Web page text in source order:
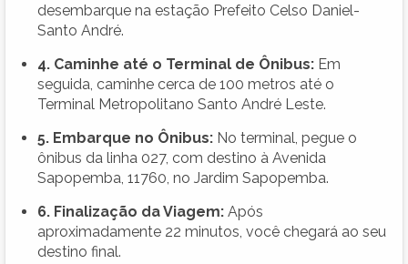
desembarque na estação Prefeito Celso Daniel-
Santo André.
4. Caminhe até o Terminal de Ônibus: Em
seguida, caminhe cerca de 100 metros até o
Terminal Metropolitano Santo André Leste.
5. Embarque no Ônibus: No terminal, pegue o
ônibus da linha 027, com destino à Avenida
Sapopemba, 11760, no Jardim Sapopemba.
6. Finalização da Viagem: Após
aproximadamente 22 minutos, você chegará ao seu
destino final.